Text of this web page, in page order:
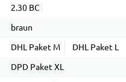
2.30 BC
braun
DHL Paket M DHL Paket L
DPD Paket XL